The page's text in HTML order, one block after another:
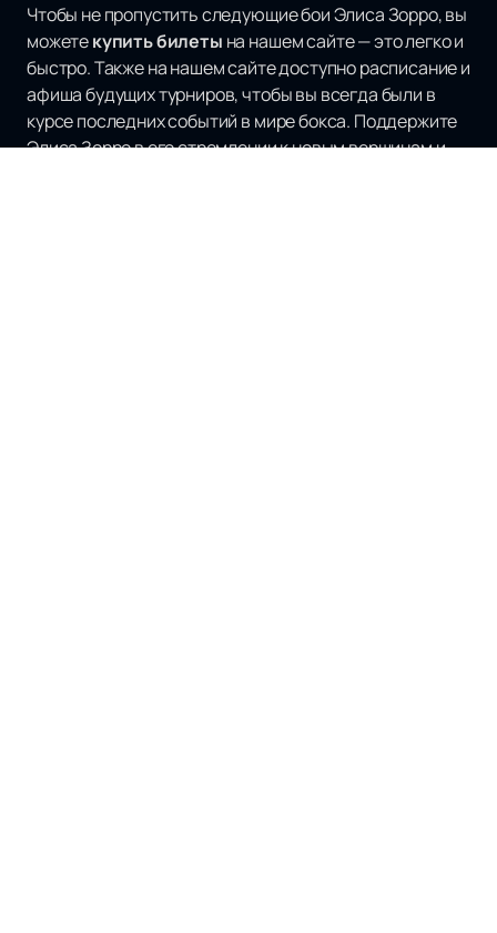
Чтобы не пропустить следующие бои Элиса Зорро, вы
можетекупить билеты на нашем сайте — это легко и
быстро. Также на нашем сайте доступно расписание и
афиша будущих турниров, чтобы вы всегда были в
курсе последних событий в мире бокса. Поддержите
Элиса Зорро в его стремлении к новым вершинам и